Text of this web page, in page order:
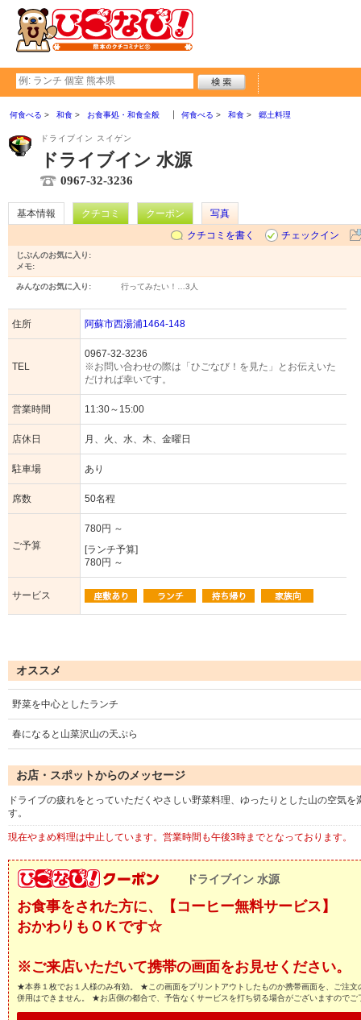
何食べる 和食 お食事処・和食全般 何食べる 和食 郷土料理
ドライブイン スイゲン
ドライブイン 水源
0967-32-3236
基本情報 クチコミ クーポン
写真
クチコミを書く
チェックイン
じぶんのお気に入り:
メモ:
みんなのお気に入り: 行ってみたい！… 3人
住所 阿蘇市西湯浦1464-148
TEL
0967-32-3236
※お問い合わせの際は「ひごなび！を見た」とお伝えいた
だければ幸いです。
営業時間 11:30～15:00
店休日 月、火、水、木、金曜日
駐車場 あり
席数 50名程
ご予算
780円 ～
[ランチ予算]
780円 ～
サービス
オススメ
野菜を中心としたランチ
春になると山菜沢山の天ぷら
お店・スポットからのメッセージ
ドライブの疲れをとっていただくやさしい野菜料理、ゆったりとした山の空気
す。
現在やまめ料理は中止しています。営業時間も午後3時までとなっております。
ドライブイン 水源
お食事をされた方に、【コーヒー無料サービス】
おかわりもＯＫです☆
※ご来店いただいて携帯の画面をお見せください。
★本券１枚でお１人様のみ有効。 ★この画面をプリントアウトしたものか携帯画面を、ご注
併用はできません。 ★お店側の都合で、予告なくサービスを打ち切る場合がございますのでご